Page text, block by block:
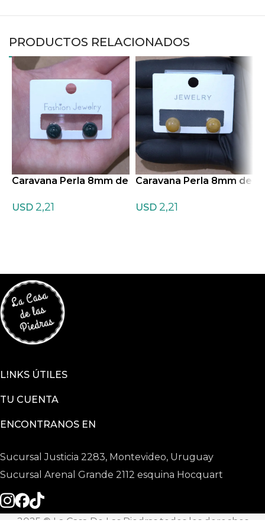
PRODUCTOS RELACIONADOS
Caravana Perla 8mm de
USD 2,21
Caravana Perla 8mm de
USD 2,21
LINKS ÚTILES
TU CUENTA
ENCONTRANOS EN
Sucursal Justicia 2283, Montevideo, Uruguay
Sucursal Arenal Grande 2112 esquina Hocquart
2025 © La Casa De Las Piedras todos los derechos